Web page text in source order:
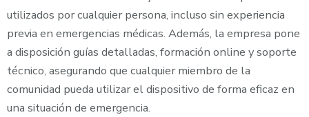
utilizados por cualquier persona, incluso sin experiencia
previa en emergencias médicas. Además, la empresa pone
a disposición guías detalladas, formación online y soporte
técnico, asegurando que cualquier miembro de la
comunidad pueda utilizar el dispositivo de forma eficaz en
una situación de emergencia.